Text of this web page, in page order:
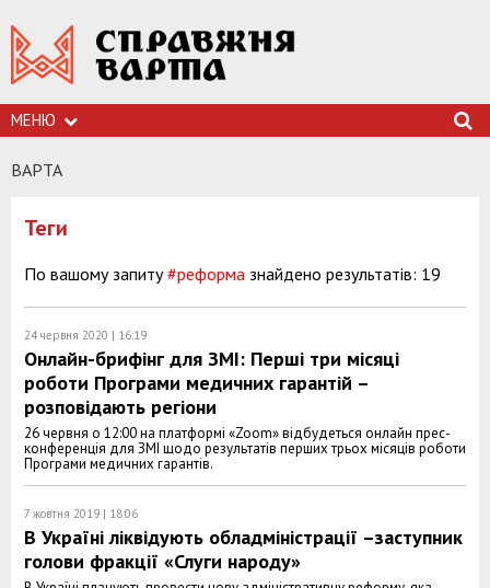
МЕНЮ
ВАРТА
Теги
По вашому запиту#реформа знайдено результатів: 19
24 червня 2020 | 16:19
Онлайн-брифінг для ЗМІ: Перші три місяці
роботи Програми медичних гарантій –
розповідають регіони
26 червня о 12:00 на платформі «Zoom» відбудеться онлайн прес-
конференція для ЗМІ щодо результатів перших трьох місяців роботи
Програми медичних гарантів.
7 жовтня 2019 | 18:06
В Україні ліквідують обладміністрації –заступник
голови фракції «Слуги народу»